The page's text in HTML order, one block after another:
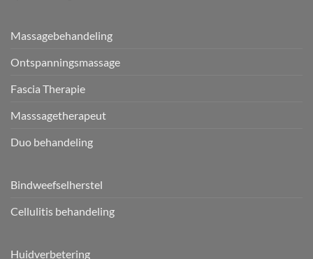
Massagebehandeling
Ontspanningsmassage
Fascia Therapie
Masssagetherapeut
Duo behandeling
Bindweefselherstel
Cellulitis behandeling
Huidverbetering